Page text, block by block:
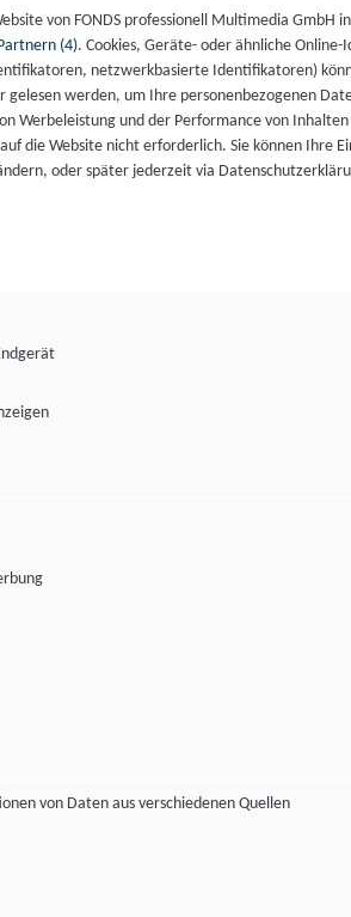
von FONDS professionell Multimedia GmbH
(4). Cookies, Geräte- oder ähnliche
netzwerkbasierte Identifikatoren)
werden, um Ihre personenbezogenen
Werbeleistung und der Performance von
die Website nicht erforderlich. Sie können Ihre
oder später jederzeit via
von Daten aus verschiedenen Quellen